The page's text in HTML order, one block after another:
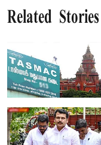
Related Stories